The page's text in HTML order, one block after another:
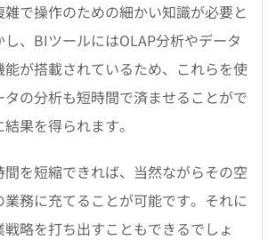
で操作のための細かい知識が必要と
、BIツールにはOLAP分析やデータ
能が搭載されているため、これらを使
タの分析も短時間で済ませることがで
果を得られます。
を短縮できれば、当然ながらその空
業務に充てることが可能です。それに
略を打ち出すこともできるでしょ